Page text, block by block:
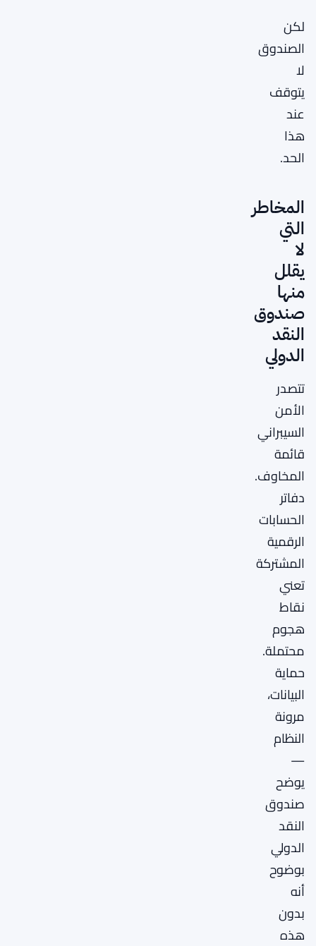
لكن
الصندوق
لا
يتوقف
عند
هذا
الحد.
المخاطر
التي
لا
يقلل
منها
صندوق
النقد
الدولي
تتصدر
الأمن
السيبراني
قائمة
المخاوف.
دفاتر
الحسابات
الرقمية
المشتركة
تعني
نقاط
هجوم
محتملة.
حماية
البيانات،
مرونة
النظام
—
يوضح
صندوق
النقد
الدولي
بوضوح
أنه
بدون
هذه